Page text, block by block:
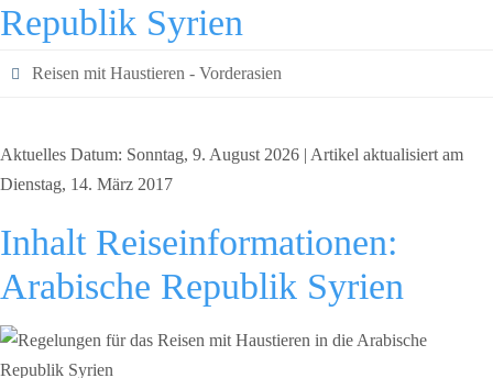
Republik Syrien
Reisen mit Haustieren - Vorderasien
Aktuelles Datum: Sonntag, 9. August 2026 | Artikel aktualisiert am
Dienstag, 14. März 2017
Inhalt Reiseinformationen:
Arabische Republik Syrien